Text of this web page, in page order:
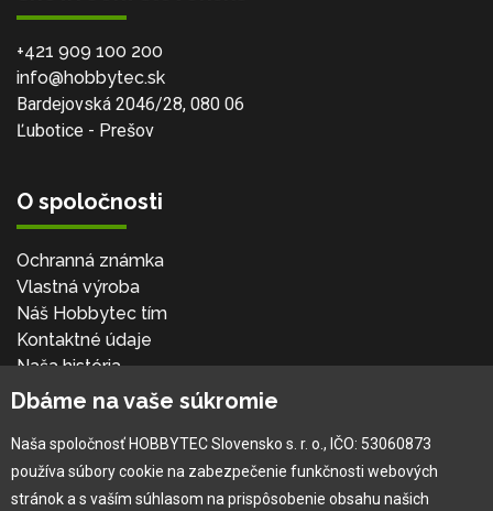
+421 909 100 200
info@hobbytec.sk
Bardejovská 2046/28, 080 06
Ľubotice - Prešov
O spoločnosti
Ochranná známka
Vlastná výroba
Náš Hobbytec tím
Kontaktné údaje
Naša história
Kariéra
Pre zákazníka
Dbáme na vaše súkromie
Naša spoločnosť HOBBYTEC Slovensko s. r. o., IČO: 53060873
používa súbory cookie na zabezpečenie funkčnosti webových
stránok a s vaším súhlasom na prispôsobenie obsahu našich